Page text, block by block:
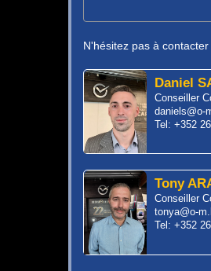
N'hésitez pas à
Daniel
Conseiller
daniels@o-
Tel: +352
Tony
Conseiller
tonya@o-
Tel: +352